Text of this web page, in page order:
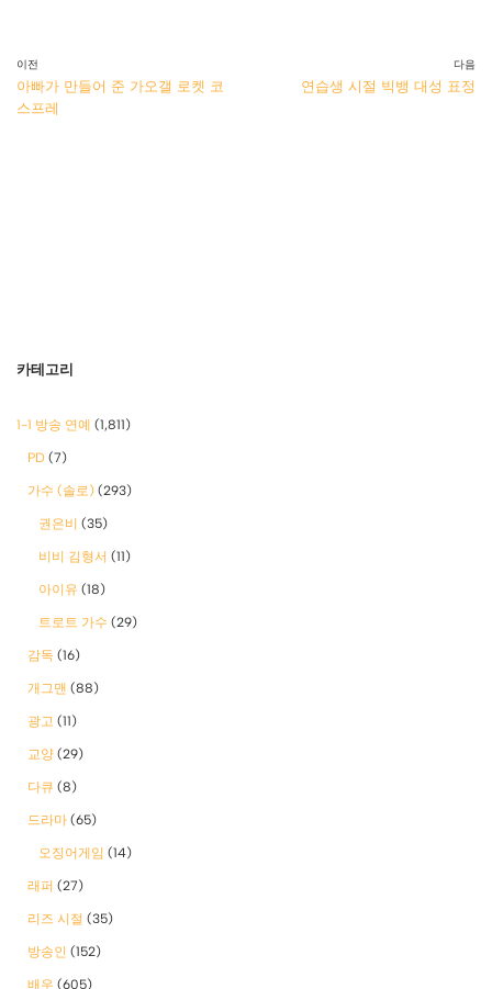
이전
아빠가 만들어 준 가오갤 로켓 코
스프레
다음
연습생 시절 빅뱅 대성 표정
카테고리
1-1 방송 연예 (1,811)
PD (7)
가수 (솔로) (293)
권은비 (35)
비비 김형서 (11)
아이유 (18)
트로트 가수 (29)
감독 (16)
개그맨 (88)
광고 (11)
교양 (29)
다큐 (8)
드라마 (65)
오징어게임 (14)
래퍼 (27)
리즈 시절 (35)
방송인 (152)
배우 (605)